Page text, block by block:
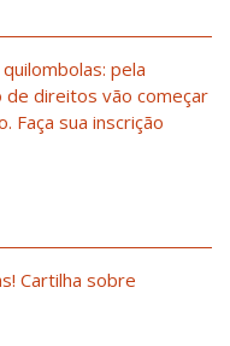
pela
de direitos vão começar
Faça sua inscrição
Cartilha sobre